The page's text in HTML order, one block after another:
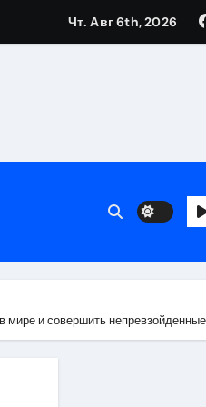
Чт. Авг 6th, 2026
мире и совершить